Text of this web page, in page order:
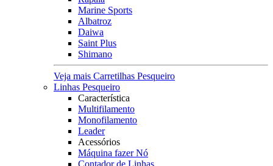
Marine Sports
Albatroz
Daiwa
Saint Plus
Shimano
Veja mais Carretilhas Pesqueiro
Linhas Pesqueiro
Característica
Multifilamento
Monofilamento
Leader
Acessórios
Máquina fazer Nó
Contador de Linhas